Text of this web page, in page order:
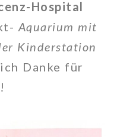
Hospital
Aquarium mit
Kinderstation
Danke für